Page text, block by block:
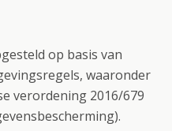
op basis van
waaronder
verordening 2016/679